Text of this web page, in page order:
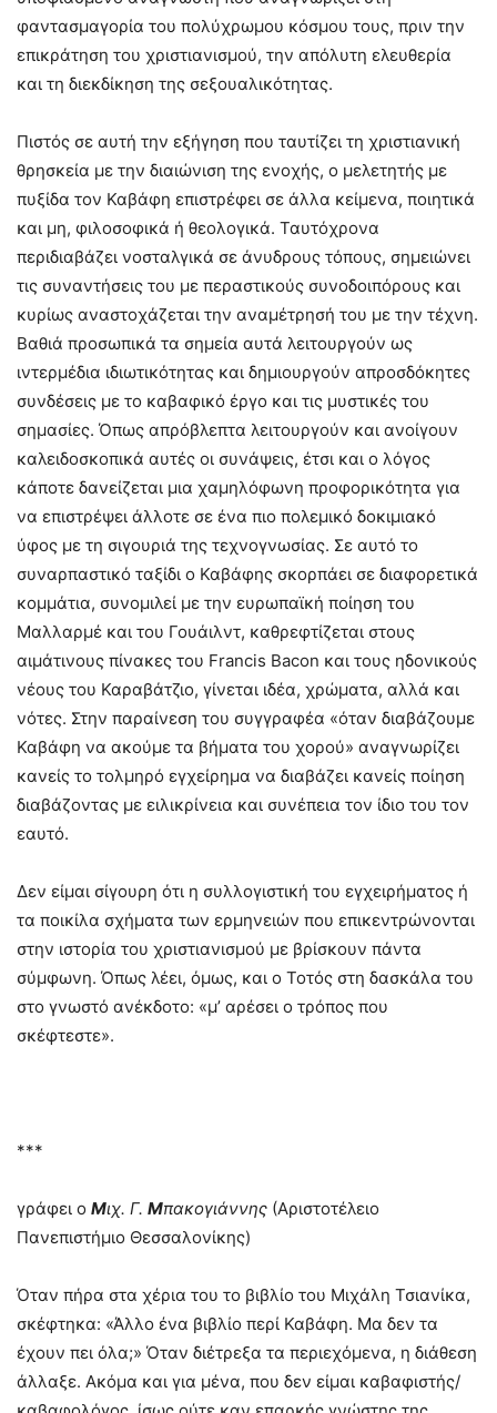
φαντασμαγορία του πολύχρωμου κόσμου τους, πριν την
επικράτηση του χριστιανισμού, την απόλυτη ελευθερία
και τη διεκδίκηση της σεξουαλικότητας.
Πιστός σε αυτή την εξήγηση που ταυτίζει τη χριστιανική
θρησκεία με την διαιώνιση της ενοχής, ο μελετητής με
πυξίδα τον Καβάφη επιστρέφει σε άλλα κείμενα, ποιητικά
και μη, φιλοσοφικά ή θεολογικά. Ταυτόχρονα
περιδιαβάζει νοσταλγικά σε άνυδρους τόπους, σημειώνει
τις συναντήσεις του με περαστικούς συνοδοιπόρους και
κυρίως αναστοχάζεται την αναμέτρησή του με την τέχνη.
Βαθιά προσωπικά τα σημεία αυτά λειτουργούν ως
ιντερμέδια ιδιωτικότητας και δημιουργούν απροσδόκητες
συνδέσεις με το καβαφικό έργο και τις μυστικές του
σημασίες. Όπως απρόβλεπτα λειτουργούν και ανοίγουν
καλειδοσκοπικά αυτές οι συνάψεις, έτσι και ο λόγος
κάποτε δανείζεται μια χαμηλόφωνη προφορικότητα για
να επιστρέψει άλλοτε σε ένα πιο πολεμικό δοκιμιακό
ύφος με τη σιγουριά της τεχνογνωσίας. Σε αυτό το
συναρπαστικό ταξίδι ο Καβάφης σκορπάει σε διαφορετικά
κομμάτια, συνομιλεί με την ευρωπαϊκή ποίηση του
Μαλλαρμέ και του Γουάιλντ, καθρεφτίζεται στους
αιμάτινους πίνακες του Francis Bacon και τους ηδονικούς
νέους του Καραβάτζιο, γίνεται ιδέα, χρώματα, αλλά και
νότες. Στην παραίνεση του συγγραφέα «όταν διαβάζουμε
Καβάφη να ακούμε τα βήματα του χορού» αναγνωρίζει
κανείς το τολμηρό εγχείρημα να διαβάζει κανείς ποίηση
διαβάζοντας με ειλικρίνεια και συνέπεια τον ίδιο του τον
εαυτό.
Δεν είμαι σίγουρη ότι η συλλογιστική του εγχειρήματος ή
τα ποικίλα σχήματα των ερμηνειών που επικεντρώνονται
στην ιστορία του χριστιανισμού με βρίσκουν πάντα
σύμφωνη. Όπως λέει, όμως, και ο Τοτός στη δασκάλα του
στο γνωστό ανέκδοτο: «μ’ αρέσει ο τρόπος που
σκέφτεστε».
***
γράφει ο Μιχ. Γ. Μπακογιάννης (Αριστοτέλειο
Πανεπιστήμιο Θεσσαλονίκης)
Όταν πήρα στα χέρια του το βιβλίο του Μιχάλη Τσιανίκα,
σκέφτηκα: «Άλλο ένα βιβλίο περί Καβάφη. Μα δεν τα
έχουν πει όλα;» Όταν διέτρεξα τα περιεχόμενα, η διάθεση
άλλαξε. Ακόμα και για μένα, που δεν είμαι καβαφιστής/